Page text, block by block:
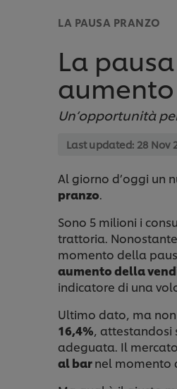
LA PAUSA PRANZO
La
aumento
Un’opportunità
Last updated: 28 Nov
Al giorno d’oggi un
pranzo.
Sono 5 milioni i
trattoria.
momento della
aumento della
indicatore di una
Ultimo dato, ma
16,4%, attestandosi
adeguata. Il
al barnel momento